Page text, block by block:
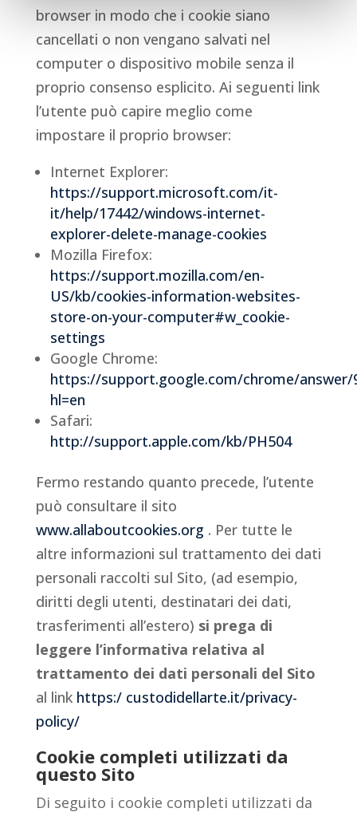
browser in modo che i cookie siano
cancellati o non vengano salvati nel
computer o dispositivo mobile senza il
proprio consenso esplicito. Ai seguenti link
l’utente può capire meglio come
impostare il proprio browser:
Internet Explorer:
https://support.microsoft.com/it-
it/help/17442/windows-internet-
explorer-delete-manage-cookies
Mozilla Firefox:
https://support.mozilla.com/en-
US/kb/cookies-information-websites-
store-on-your-computer#w_cookie-
settings
Google Chrome:
https://support.google.com/chrome/answer/
hl=en
Safari:
http://support.apple.com/kb/PH504
Fermo restando quanto precede, l’utente
può consultare il sito
www.allaboutcookies.org . Per tutte le
altre informazioni sul trattamento dei dati
personali raccolti sul Sito, (ad esempio,
diritti degli utenti, destinatari dei dati,
trasferimenti all’estero) si prega di
leggere l’informativa relativa al
trattamento dei dati personali del Sito
al link https:/ custodidellarte.it/privacy-
policy/
Cookie completi utilizzati da
questo Sito
Di seguito i cookie completi utilizzati da